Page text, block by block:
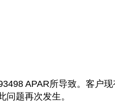
APAR所导致。客户
题再次发生。